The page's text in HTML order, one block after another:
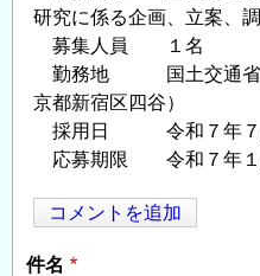
研究に係る企画、立案、
募集人員 １名
勤務地 国土交通省
京都新宿区四谷）
採用日 令和７年７
応募期限 令和７年
コメントを追加
件名